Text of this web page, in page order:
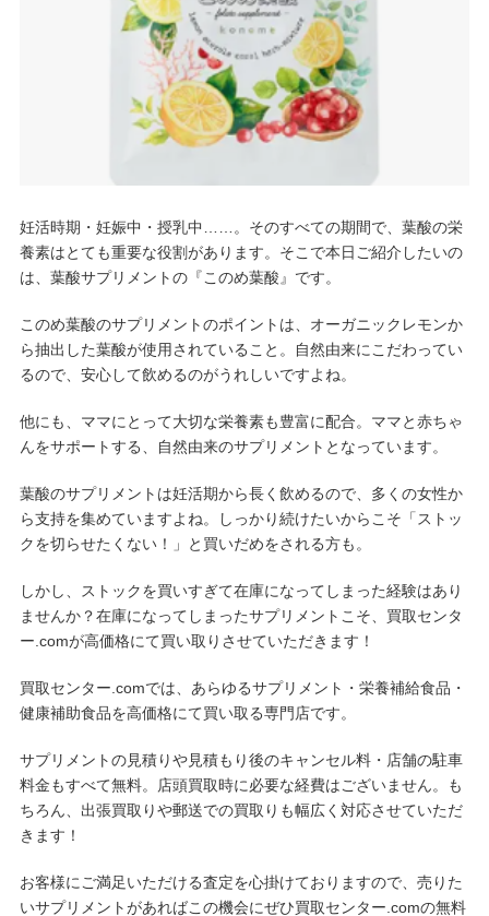
妊活時期・妊娠中・授乳中……。そのすべての期間で、葉酸の栄
養素はとても重要な役割があります。そこで本日ご紹介したいの
は、葉酸サプリメントの『このめ葉酸』です。
このめ葉酸のサプリメントのポイントは、オーガニックレモンか
ら抽出した葉酸が使用されていること。自然由来にこだわってい
るので、安心して飲めるのがうれしいですよね。
他にも、ママにとって大切な栄養素も豊富に配合。ママと赤ちゃ
んをサポートする、自然由来のサプリメントとなっています。
葉酸のサプリメントは妊活期から長く飲めるので、多くの女性か
ら支持を集めていますよね。しっかり続けたいからこそ「ストッ
クを切らせたくない！」と買いだめをされる方も。
しかし、ストックを買いすぎて在庫になってしまった経験はあり
ませんか？在庫になってしまったサプリメントこそ、買取センタ
ー.comが高価格にて買い取りさせていただきます！
買取センター.comでは、あらゆるサプリメント・栄養補給食品・
健康補助食品を高価格にて買い取る専門店です。
サプリメントの見積りや見積もり後のキャンセル料・店舗の駐車
料金もすべて無料。店頭買取時に必要な経費はございません。も
ちろん、出張買取りや郵送での買取りも幅広く対応させていただ
きます！
お客様にご満足いただける査定を心掛けておりますので、売りた
いサプリメントがあればこの機会にぜひ買取センター.comの無料